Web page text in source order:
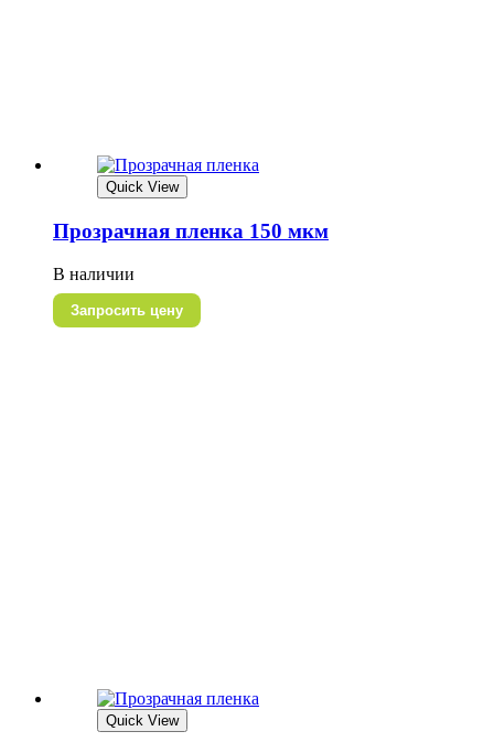
Quick View
Прозрачная пленка 150 мкм
В наличии
Запросить цену
Quick View